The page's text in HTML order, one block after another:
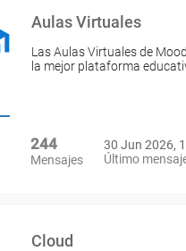
Aulas Virtuales
Las Aulas Virtuales de
la mejor plataforma
244
Mensajes
30 Jun 2026,
Último
Cloud